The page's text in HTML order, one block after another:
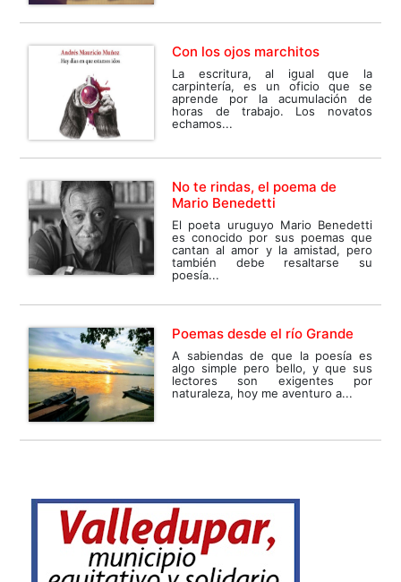
Con los ojos marchitos
La escritura, al igual que la
carpintería, es un oficio que se
aprende por la acumulación de
horas de trabajo. Los novatos
echamos...
No te rindas, el poema de
Mario Benedetti
El poeta uruguyo Mario Benedetti
es conocido por sus poemas que
cantan al amor y la amistad, pero
también debe resaltarse su
poesía...
Poemas desde el río Grande
A sabiendas de que la poesía es
algo simple pero bello, y que sus
lectores son exigentes por
naturaleza, hoy me aventuro a...